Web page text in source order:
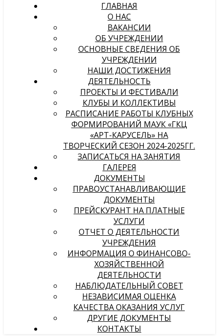
ГЛАВНАЯ
О НАС
ВАКАНСИИ
ОБ УЧРЕЖДЕНИИ
ОСНОВНЫЕ СВЕДЕНИЯ ОБ
УЧРЕЖДЕНИИ
НАШИ ДОСТИЖЕНИЯ
ДЕЯТЕЛЬНОСТЬ
ПРОЕКТЫ И ФЕСТИВАЛИ
КЛУБЫ И КОЛЛЕКТИВЫ
РАСПИСАНИЕ РАБОТЫ КЛУБНЫХ
ФОРМИРОВАНИЙ МАУК «ГКЦ
«АРТ-КАРУСЕЛЬ» НА
ТВОРЧЕСКИЙ СЕЗОН 2024-2025ГГ.
ЗАПИСАТЬСЯ НА ЗАНЯТИЯ
ГАЛЕРЕЯ
ДОКУМЕНТЫ
ПРАВОУСТАНАВЛИВАЮЩИЕ
ДОКУМЕНТЫ
ПРЕЙСКУРАНТ НА ПЛАТНЫЕ
УСЛУГИ
ОТЧЕТ О ДЕЯТЕЛЬНОСТИ
УЧРЕЖДЕНИЯ
ИНФОРМАЦИЯ О ФИНАНСОВО-
ХОЗЯЙСТВЕННОЙ
ДЕЯТЕЛЬНОСТИ
НАБЛЮДАТЕЛЬНЫЙ СОВЕТ
НЕЗАВИСИМАЯ ОЦЕНКА
КАЧЕСТВА ОКАЗАНИЯ УСЛУГ
ДРУГИЕ ДОКУМЕНТЫ
КОНТАКТЫ